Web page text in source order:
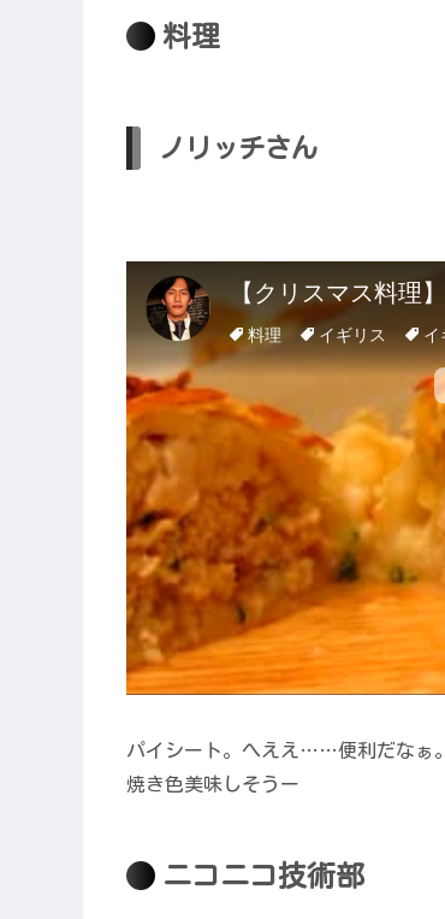
料理
ノリッチさん
パイシート。へええ……便利だなぁ。
焼き色美味しそうー
ニコニコ技術部